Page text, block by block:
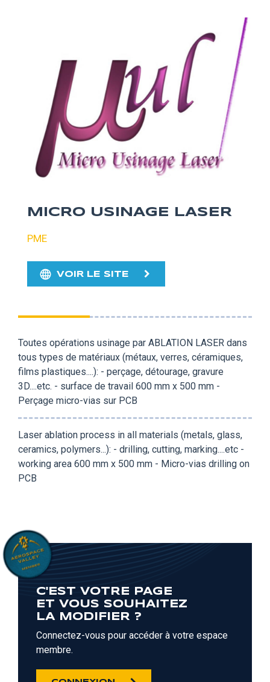
MICRO USINAGE LASER
PME
VOIR LE SITE
Toutes opérations usinage par ABLATION LASER dans
tous types de matériaux (métaux, verres, céramiques,
films plastiques....): - perçage, détourage, gravure
3D....etc. - surface de travail 600 mm x 500 mm -
Perçage micro-vias sur PCB
Laser ablation process in all materials (metals, glass,
ceramics, polymers...): - drilling, cutting, marking....etc -
working area 600 mm x 500 mm - Micro-vias drilling on
PCB
C'EST VOTRE PAGE
ET VOUS SOUHAITEZ
LA MODIFIER ?
Connectez-vous pour accéder à votre espace
membre.